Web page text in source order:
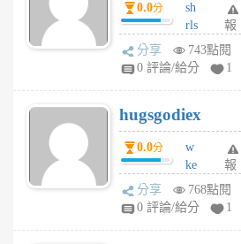
月
前
0.0分
sh
rls
k
m
6
個
月
前
報
分享
743點閱
0 評論/給分
1
hugsgodiex
0.0分
w
ke
rv
pj
報
分享
768點閱
0 評論/給分
1